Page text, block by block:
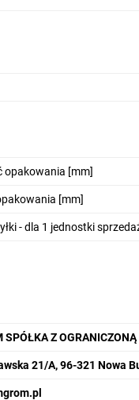
opakowania [mm]
[mm]
- dla 1 jednostki
SPÓŁKA Z
21/A, 96-321 Nowa